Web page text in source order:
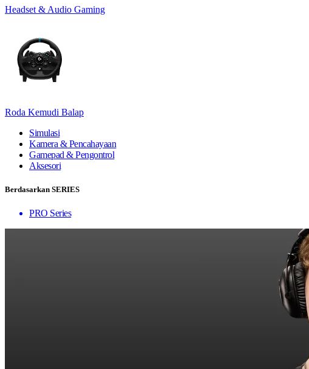
Headset & Audio Gaming
Roda Kemudi Balap
Simulasi
Kamera & Pencahayaan
Gamepad & Pengontrol
Aksesori
Berdasarkan SERIES
PRO Series